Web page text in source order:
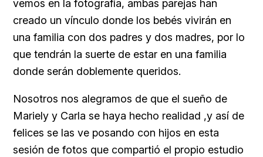
vemos en la fotografía, ambas parejas han
creado un vínculo donde los bebés vivirán en
una familia con dos padres y dos madres, por lo
que tendrán la suerte de estar en una familia
donde serán doblemente queridos.
Nosotros nos alegramos de que el sueño de
Mariely y Carla se haya hecho realidad ,y así de
felices se las ve posando con hijos en esta
sesión de fotos que compartió el propio estudio